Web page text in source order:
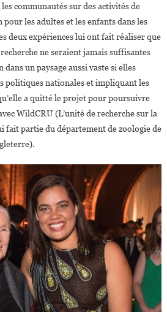
communautés sur des activités de
pour les adultes et les enfants dans les
deux expériences lui ont fait réaliser que
ne seraient jamais suffisantes
un paysage aussi vaste si elles
politiques nationales et impliquant les
a quitté le projet pour poursuivre
WildCRU (L’unité de recherche sur la
fait partie du département de zoologie de